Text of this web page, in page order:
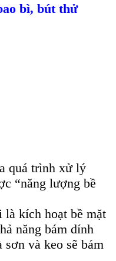
bì, bút thử
quá trình xử lý
“năng lượng bề
là kích hoạt bề mặt
năng bám dính
và keo sẽ bám